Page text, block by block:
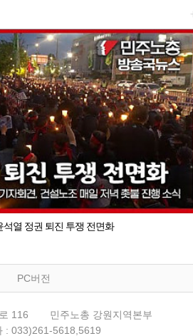
석열 정권 퇴진 투쟁 전면화
PC버전
116
민주노총 강원지역본부
: 033)261-5618,5619